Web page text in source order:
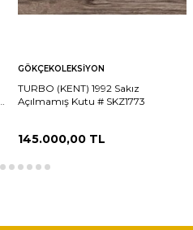
GÖKÇEKOLEKSIYON
TURBO (KENT) 1992 Sakız
Açılmamış Kutu # SKZ1773
145.000,00TL